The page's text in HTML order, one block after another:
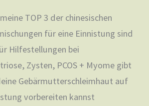
TOP 3 der chinesischen
für eine Einnistung sind
Hilfestellungen bei
Zysten, PCOS + Myome gibt
Gebärmutterschleimhaut auf
vorbereiten kannst